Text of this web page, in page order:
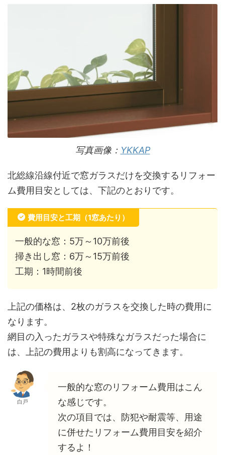
写真画像： YKKAP
北総線沿線付近で窓ガラスだけを交換するリフォー
ム費用目安としては、下記のとおりです。
費用目安と工期（1窓あたり）
一般的な窓：5万～10万前後
掃き出し窓：6万～15万前後
工期：1時間前後
上記の価格は、2枚のガラスを交換した時の費用に
なります。
網目の入ったガラスや特殊なガラスだった場合に
は、上記の費用よりも割高になってきます。
白戸
一般的な窓のリフォーム費用はこん
な感じです。
次の項目では、防犯や耐震等、用途
に併せたリフォーム費用目安を紹介
するよ！